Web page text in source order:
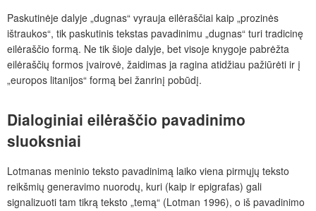
Paskutinėje dalyje „dugnas“ vyrauja eilėraščiai kaip „prozinės
ištraukos“, tik paskutinis tekstas pavadinimu „dugnas“ turi tradicinę
eilėraščio formą. Ne tik šioje dalyje, bet visoje knygoje pabrėžta
eilėraščių formos įvairovė, žaidimas ja ragina atidžiau pažiūrėti ir į
„europos litanijos“ formą bei žanrinį pobūdį.
Dialoginiai eilėraščio pavadinimo
sluoksniai
Lotmanas meninio teksto pavadinimą laiko viena pirmųjų teksto
reikšmių generavimo nuorodų, kuri (kaip ir epigrafas) gali
signalizuoti tam tikrą teksto „temą“ (Lotman 1996), o iš pavadinimo